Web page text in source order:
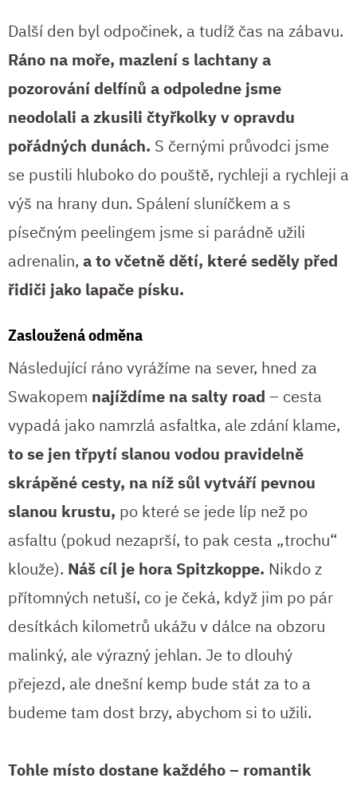
Další den byl odpočinek, a tudíž čas na zábavu.
Ráno na moře, mazlení s lachtany a
pozorování delfínů a odpoledne jsme
neodolali a zkusili čtyřkolky v opravdu
pořádných dunách. S černými průvodci jsme
se pustili hluboko do pouště, rychleji a rychleji a
výš na hrany dun. Spálení sluníčkem a s
písečným peelingem jsme si parádně užili
adrenalin, a to včetně dětí, které seděly před
řidiči jako lapače písku.
Zasloužená odměna
Následující ráno vyrážíme na sever, hned za
Swakopem najíždíme na salty road – cesta
vypadá jako namrzlá asfaltka, ale zdání klame,
to se jen třpytí slanou vodou pravidelně
skrápěné cesty, na níž sůl vytváří pevnou
slanou krustu, po které se jede líp než po
asfaltu (pokud nezaprší, to pak cesta „trochu“
klouže). Náš cíl je hora Spitzkoppe. Nikdo z
přítomných netuší, co je čeká, když jim po pár
desítkách kilometrů ukážu v dálce na obzoru
malinký, ale výrazný jehlan. Je to dlouhý
přejezd, ale dnešní kemp bude stát za to a
budeme tam dost brzy, abychom si to užili.
Tohle místo dostane každého – romantik